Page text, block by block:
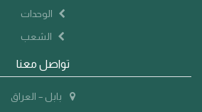
الوحدات
الشعب
تواصل معنا
بابل – العراق